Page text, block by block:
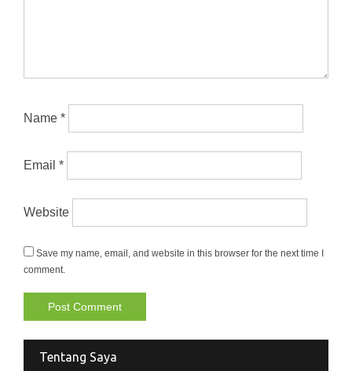
Name *
Email *
Website
Save my name, email, and website in this browser for the next time I
comment.
Tentang Saya